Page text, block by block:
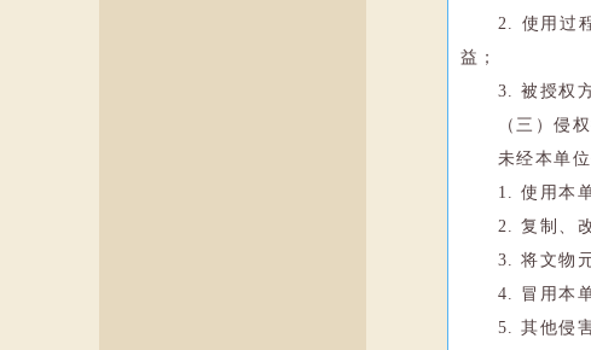
2. 使用过
益；
3. 被授权
（三）侵
未经本单
1. 使用本
2. 复制、
3. 将文物
4. 冒用本
5. 其他侵